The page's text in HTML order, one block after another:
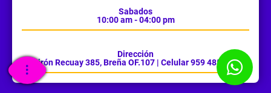
Sabados
10:00 am - 04:00 pm
Dirección
Jirón Recuay 385, Breña OF.107 | Celular 959 485 385